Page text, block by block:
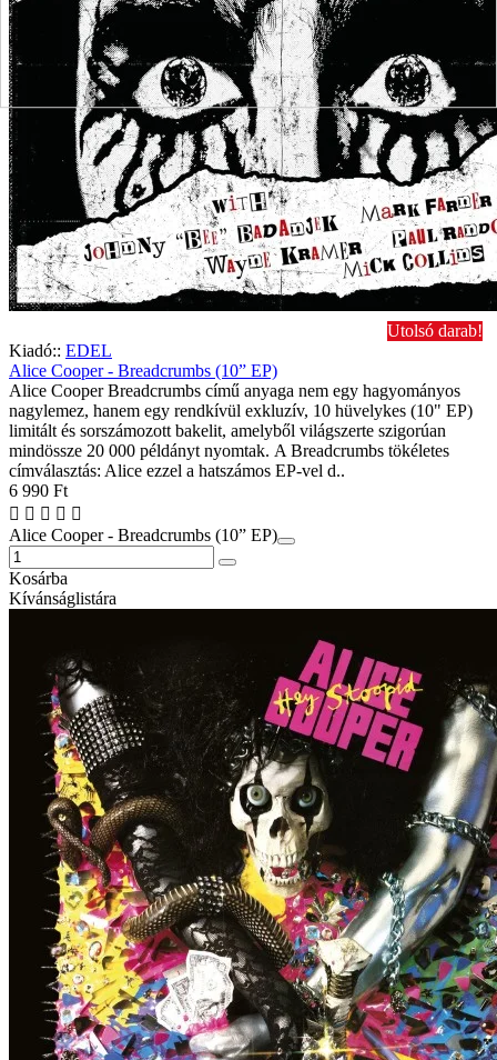
Utolsó darab!
Kiadó:: EDEL
Alice Cooper - Breadcrumbs (10” EP)
Alice Cooper Breadcrumbs című anyaga nem egy hagyományos
nagylemez, hanem egy rendkívül exkluzív, 10 hüvelykes (10" EP)
limitált és sorszámozott bakelit, amelyből világszerte szigorúan
mindössze 20 000 példányt nyomtak. A Breadcrumbs tökéletes
címválasztás: Alice ezzel a hatszámos EP-vel d..
6 990 Ft
Alice Cooper - Breadcrumbs (10” EP)
Kosárba
Kívánságlistára